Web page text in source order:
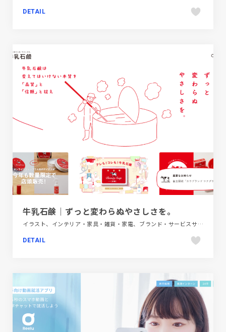
DETAIL
牛乳石鹸｜ずっと変わらぬやさしさを。
イラスト、インテリア・家具・雑貨・家電、ブランド・サービスサイト、ポップ、モーション多め、レッド系
DETAIL